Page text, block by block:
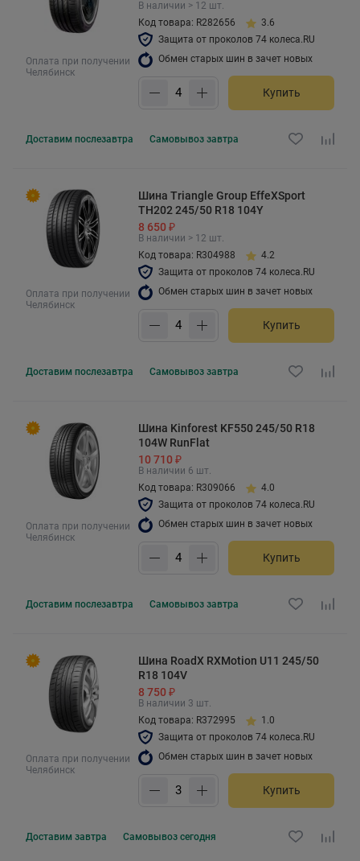
Оплата при получении
Челябинск
В наличии > 12 шт.
Код товара: R282656
3.6
Защита от проколов 74 колеса.RU
Обмен старых шин в зачет новых
Купить
Доставим послезавтра Самовывоз завтра
Оплата при получении
Челябинск
Шина Triangle Group EffeXSport
TH202 245/50 R18 104Y
8 650 ₽
В наличии > 12 шт.
Код товара: R304988
4.2
Защита от проколов 74 колеса.RU
Обмен старых шин в зачет новых
Купить
Доставим послезавтра Самовывоз завтра
Оплата при получении
Челябинск
Шина Kinforest KF550 245/50 R18
104W RunFlat
10 710 ₽
В наличии 6 шт.
Код товара: R309066
4.0
Защита от проколов 74 колеса.RU
Обмен старых шин в зачет новых
Купить
Доставим послезавтра Самовывоз завтра
Оплата при получении
Челябинск
Шина RoadX RXMotion U11 245/50
R18 104V
8 750 ₽
В наличии 3 шт.
Код товара: R372995
1.0
Защита от проколов 74 колеса.RU
Обмен старых шин в зачет новых
Купить
Доставим завтра Самовывоз сегодня